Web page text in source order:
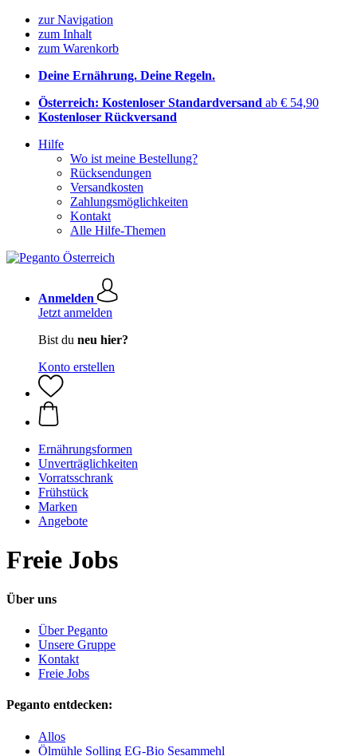
zur Navigation
zum Inhalt
zum Warenkorb
Deine Ernährung. Deine Regeln.
Österreich: Kostenloser Standardversand ab € 54,90
Kostenloser Rückversand
Hilfe
Wo ist meine Bestellung?
Rücksendungen
Versandkosten
Zahlungsmöglichkeiten
Kontakt
Alle Hilfe-Themen
Anmelden
Jetzt anmelden
Bist du neu hier?
Konto erstellen
Ernährungsformen
Unverträglichkeiten
Vorratsschrank
Frühstück
Marken
Angebote
Freie Jobs
Über uns
Über Peganto
Unsere Gruppe
Kontakt
Freie Jobs
Peganto entdecken:
Allos
Ölmühle Solling EG-Bio Sesammehl